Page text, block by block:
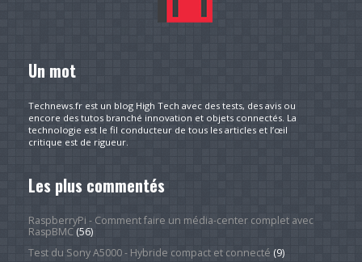
Un mot
Technews.fr est un blog High Tech avec des tests, des avis ou
encore des tutos branché innovation et objets connectés. La
technologie est le fil conducteur de tous les articles et l’œil
critique est de rigueur.
Les plus commentés
RaspberryPi - Comment faire un média-center complet avec
RaspBMC(56)
Test du Sony A5000 - Hybride compact et connecté (9)